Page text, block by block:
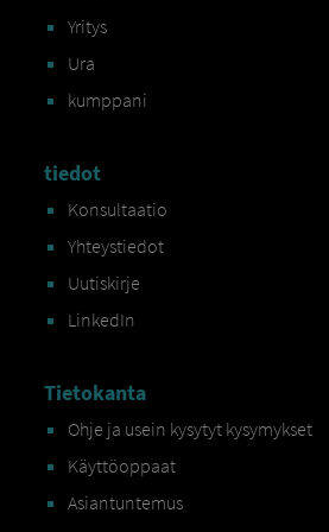
Yritys
Ura
kumppani
tiedot
Konsultaatio
Yhteystiedot
Uutiskirje
LinkedIn
Tietokanta
Ohje ja usein kysytyt kysymykset
Käyttöoppaat
Asiantuntemus